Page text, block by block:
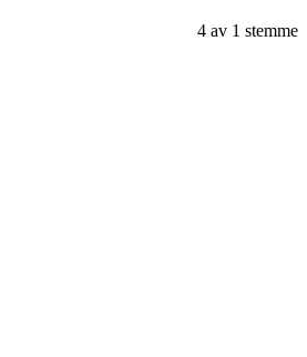
4 av 1 stemme